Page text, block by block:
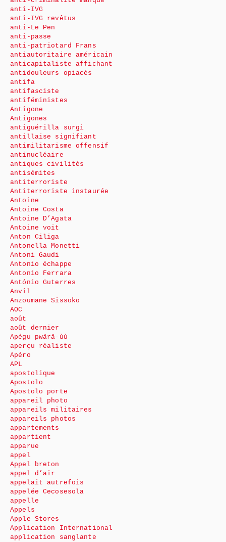
anti-IVG
anti-IVG revêtus
anti-Le Pen
anti-passe
anti-patriotard Frans
antiautoritaire américain
anticapitaliste affichant
antidouleurs opiacés
antifa
antifasciste
antiféministes
Antigone
Antigones
antiguérilla surgi
antillaise signifiant
antimilitarisme offensif
antinucléaire
antiques civilités
antisémites
antiterroriste
Antiterroriste instaurée
Antoine
Antoine Costa
Antoine D’Agata
Antoine voit
Anton Ciliga
Antonella Monetti
Antoni Gaudi
Antonio échappe
Antonio Ferrara
António Guterres
Anvil
Anzoumane Sissoko
AOC
août
août dernier
Apégu pwärä-ùù
aperçu réaliste
Apéro
APL
apostolique
Apostolo
Apostolo porte
appareil photo
appareils militaires
appareils photos
appartements
appartient
apparue
appel
Appel breton
appel d’air
appelait autrefois
appelée Cecosesola
appelle
Appels
Apple Stores
Application International
application sanglante